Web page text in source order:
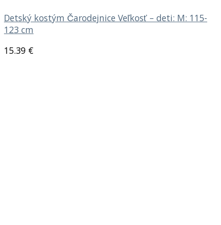
Detský kostým Čarodejnice Veľkosť – deti: M: 115-
123 cm
15.39 €